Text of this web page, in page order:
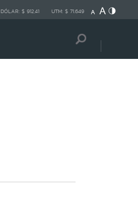
DÓLAR: $ 912,41 UTM: $ 71.649